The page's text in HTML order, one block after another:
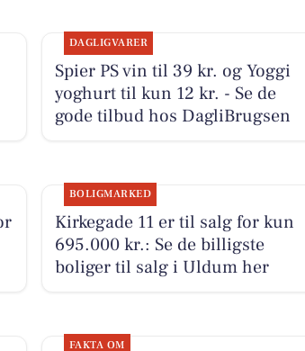
DAGLIGVARER
Spier PS vin til 39 kr. og Yoggi
yoghurt til kun 12 kr. - Se de
gode tilbud hos DagliBrugsen
BOLIGMARKED
Kirkegade 11 er til salg for kun
695.000 kr.: Se de billigste
boliger til salg i Uldum her
FAKTA OM